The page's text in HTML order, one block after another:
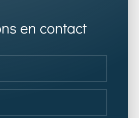
en contact